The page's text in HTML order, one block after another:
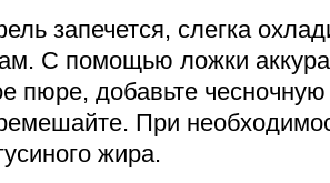
запечется, слегка
С помощью ложки
пюре, добавьте
При
жира.